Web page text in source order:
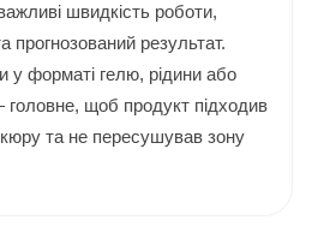
швидкість роботи,
прогнозований результат.
у форматі гелю, рідини або
щоб продукт підходив
та не пересушував зону